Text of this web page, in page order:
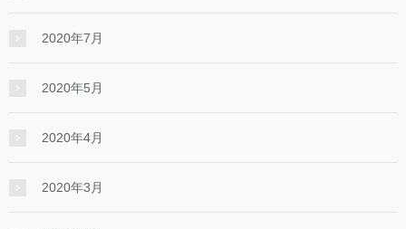
2020年7月
2020年5月
2020年4月
2020年3月